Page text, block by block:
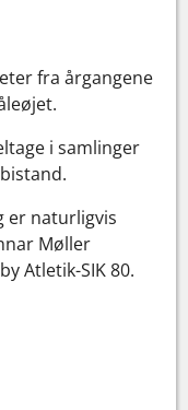
fra årgangene
i samlinger
er naturligvis
Møller
Atletik-SIK 80.